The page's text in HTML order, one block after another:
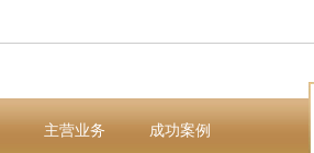
主营业务 成功案例